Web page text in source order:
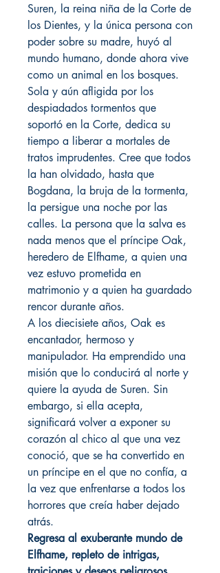
Suren, la reina niña de la Corte de
los Dientes, y la única persona con
poder sobre su madre, huyó al
mundo humano, donde ahora vive
como un animal en los bosques.
Sola y aún afligida por los
despiadados tormentos que
soportó en la Corte, dedica su
tiempo a liberar a mortales de
tratos imprudentes. Cree que todos
la han olvidado, hasta que
Bogdana, la bruja de la tormenta,
la persigue una noche por las
calles. La persona que la salva es
nada menos que el príncipe Oak,
heredero de Elfhame, a quien una
vez estuvo prometida en
matrimonio y a quien ha guardado
rencor durante años.
A los diecisiete años, Oak es
encantador, hermoso y
manipulador. Ha emprendido una
misión que lo conducirá al norte y
quiere la ayuda de Suren. Sin
embargo, si ella acepta,
significará volver a exponer su
corazón al chico al que una vez
conoció, que se ha convertido en
un príncipe en el que no confía, a
la vez que enfrentarse a todos los
horrores que creía haber dejado
atrás.
Regresa al exuberante mundo de
Elfhame, repleto de intrigas,